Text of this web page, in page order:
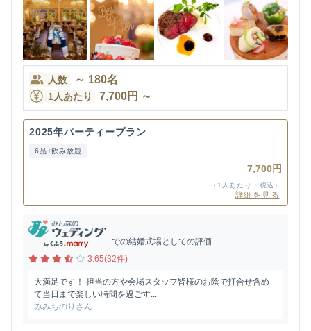
人数 ～ 180名
1人あたり 7,700円 ～
2025年パーティープラン
6品+飲み放題
7,700円
（1人あたり・税込）
詳細を見る
での結婚式場としての評価
3.65(32件)
大満足です！ 担当の方や会場スタッフ皆様のお陰で打合せ含め
て当日まで楽しい時間を過ごす...
みみちのりさん